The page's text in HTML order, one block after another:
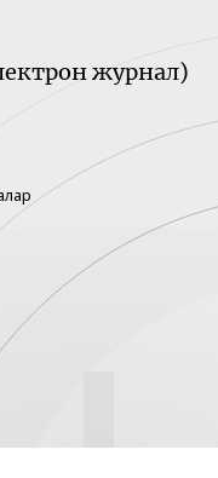
журнал)